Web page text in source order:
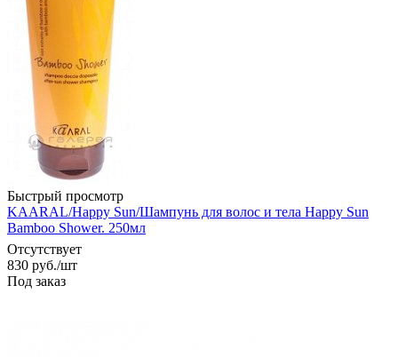
Быстрый просмотр
KAARAL/Happy Sun/Шампунь для волос и тела Happy Sun
Bamboo Shower. 250мл
Отсутствует
830 руб./шт
Под заказ